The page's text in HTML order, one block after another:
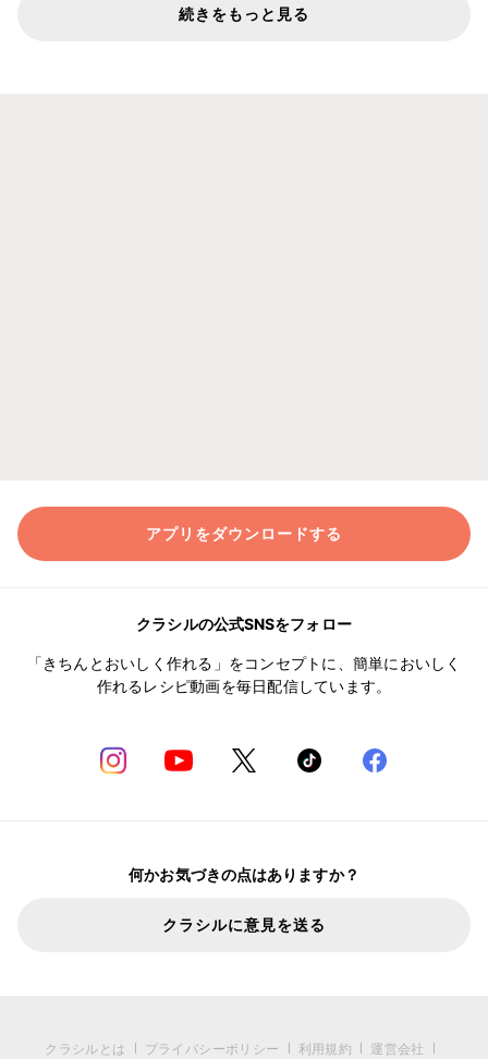
続きをもっと見る
アプリをダウンロードする
クラシルの公式SNSをフォロー
「きちんとおいしく作れる」をコンセプトに、簡単においしく
作れるレシピ動画を毎日配信しています。
何かお気づきの点はありますか？
クラシルに意見を送る
クラシルとは プライバシーポリシー 利用規約 運営会社